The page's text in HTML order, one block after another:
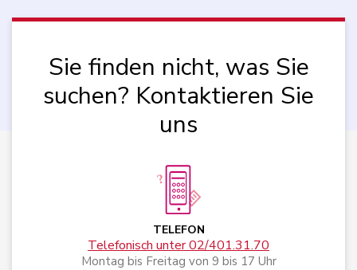
Sie finden nicht, was Sie
suchen? Kontaktieren Sie
uns
TELEFON
Telefonisch unter 02/401.31.70
Montag bis Freitag von 9 bis 17 Uhr